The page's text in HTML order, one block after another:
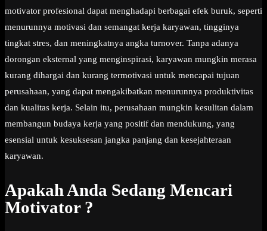
motivator profesional dapat menghadapi berbagai efek buruk, seperti
menurunnya motivasi dan semangat kerja karyawan, tingginya
tingkat stres, dan meningkatnya angka turnover. Tanpa adanya
dorongan eksternal yang menginspirasi, karyawan mungkin merasa
kurang dihargai dan kurang termotivasi untuk mencapai tujuan
perusahaan, yang dapat mengakibatkan menurunnya produktivitas
dan kualitas kerja. Selain itu, perusahaan mungkin kesulitan dalam
membangun budaya kerja yang positif dan mendukung, yang
esensial untuk kesuksesan jangka panjang dan kesejahteraan
karyawan.
Apakah Anda Sedang Mencari
Motivator ?